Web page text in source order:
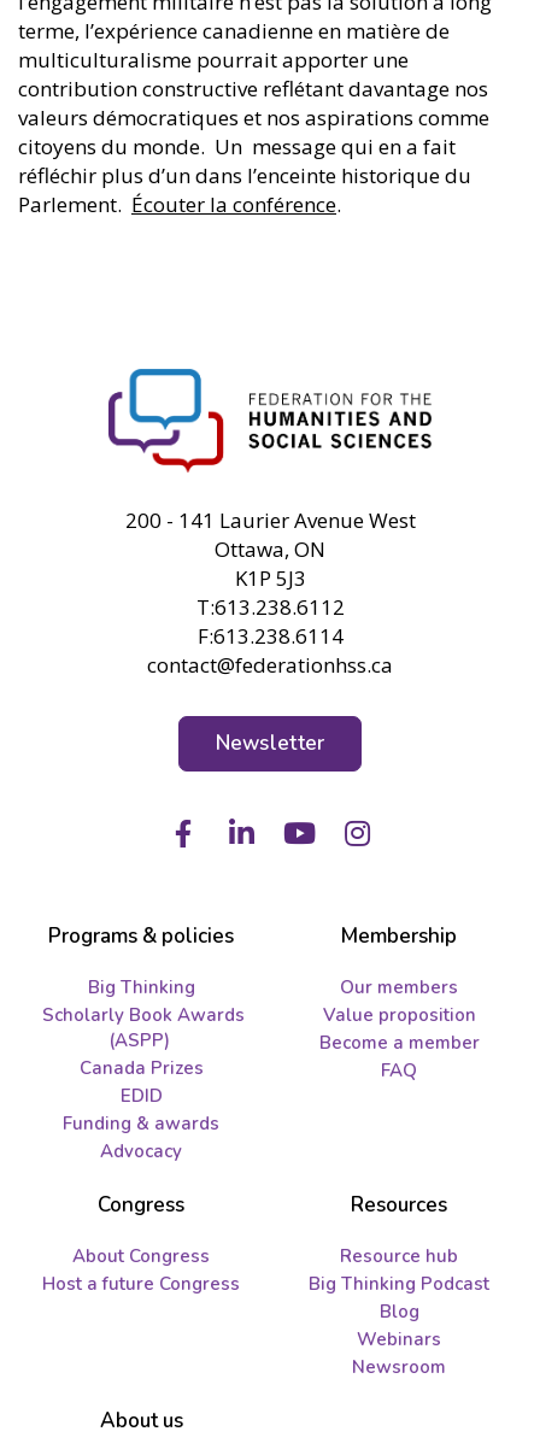
terme, l’expérience canadienne en matière de
multiculturalisme pourrait apporter une
contribution constructive reflétant davantage nos
valeurs démocratiques et nos aspirations comme
citoyens du monde. Un message qui en a fait
réfléchir plus d’un dans l’enceinte historique du
Parlement. Écouter la conférence.
200 - 141 Laurier Avenue West
Ottawa, ON
K1P 5J3
T:613.238.6112
F:613.238.6114
contact@federationhss.ca
Newsletter
FacebookLinkedIn
YoutubeInstagram
Programs & policies
Big Thinking
Scholarly Book Awards
(ASPP)
Canada Prizes
EDID
Funding & awards
Advocacy
Membership
Our members
Value proposition
Become a member
FAQ
Congress
About Congress
Host a future Congress
Resources
Resource hub
Big Thinking Podcast
Blog
Webinars
Newsroom
About us